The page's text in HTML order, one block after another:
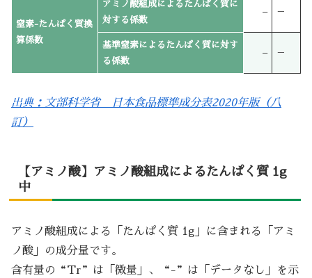
窒素-たんぱく質換
算係数
アミノ酸組成によるたんぱく質に
対する係数
– －
基準窒素によるたんぱく質に対す
る係数
– －
出典：文部科学省 日本食品標準成分表2020年版（八
訂）
【アミノ酸】アミノ酸組成によるたんぱく質 1g
中
アミノ酸組成による「たんぱく質 1g」に含まれる「アミ
ノ酸」の成分量です。
含有量の“Tr”は「微量」、“-”は「データなし」を示